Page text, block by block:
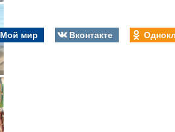
Мой мир Вконтакте